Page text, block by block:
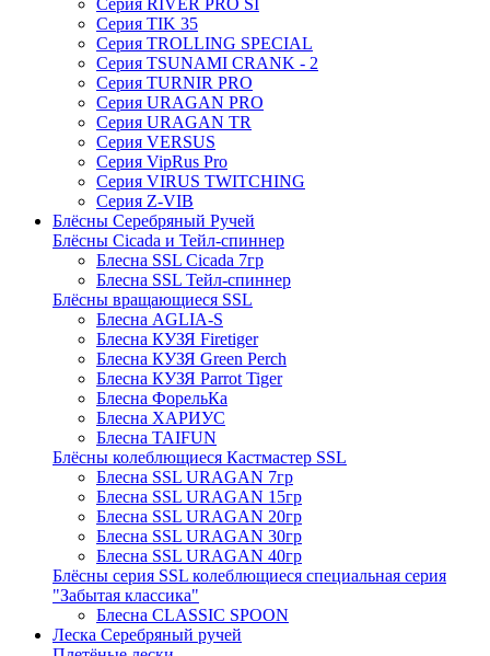
Серия RIVER PRO SI
Серия TIK 35
Серия TROLLING SPECIAL
Серия TSUNAMI CRANK - 2
Серия TURNIR PRO
Серия URAGAN PRO
Серия URAGAN TR
Серия VERSUS
Серия VipRus Pro
Серия VIRUS TWITCHING
Серия Z-VIB
Блёсны Серебряный Ручей
Блёсны Cicada и Тейл-спиннер
Блесна SSL Cicada 7гр
Блесна SSL Тейл-спиннер
Блёсны вращающиеся SSL
Блесна AGLIA-S
Блесна КУЗЯ Firetiger
Блесна КУЗЯ Green Perch
Блесна КУЗЯ Parrot Tiger
Блесна ФорельКа
Блесна ХАРИУС
Блесна TAIFUN
Блёсны колеблющиеся Кастмастер SSL
Блесна SSL URAGAN 7гр
Блесна SSL URAGAN 15гр
Блесна SSL URAGAN 20гр
Блесна SSL URAGAN 30гр
Блесна SSL URAGAN 40гр
Блёсны серия SSL колеблющиеся специальная серия
"Забытая классика"
Блесна CLASSIC SPOON
Леска Серебряный ручей